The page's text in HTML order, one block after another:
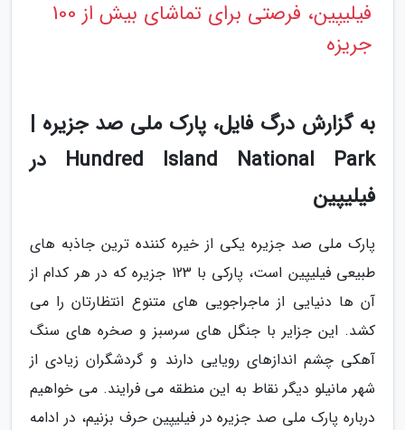
فیلیپین، فرصتی برای تماشای بیش از 100
جریزه
به گزارش درگ فایل، پارک ملی صد جزیره |
Hundred Island National Park در
فیلیپین
پارک ملی صد جزیره یکی از خیره کننده ترین جاذبه های
طبیعی فیلیپین است، پارکی با 123 جزیره که در هر کدام از
آن ها دنیایی از ماجراجویی های متنوع انتظارتان را می
کشد. این جزایر با جنگل های سرسبز و صخره های سنگ
آهکی چشم اندازهای رویایی دارند و گردشگران زیادی از
شهر مانیلو دیگر نقاط به این منطقه می فرایند. می خواهیم
درباره پارک ملی صد جزیره در فیلیپین حرف بزنیم، در ادامه